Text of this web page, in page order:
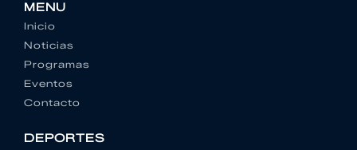
MENU
Inicio
Noticias
Programas
Eventos
Contacto
DEPORTES